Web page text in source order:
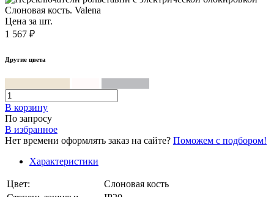
Цена за шт.
1 567 ₽
Другие цвета
В корзинy
По запросу
В избранное
Нет времени оформлять заказ на сайте? Поможем с подбором!
Характеристики
Цвет:
Слоновая кость